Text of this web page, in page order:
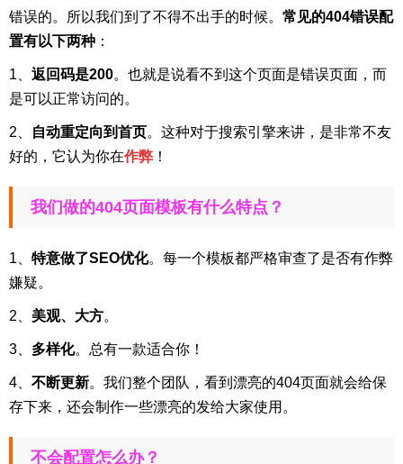
错误的。所以我们到了不得不出手的时候。 常见的404错误配
置有以下两种 ：
1、 返回码是200。也就是说看不到这个页面是错误页面，而
是可以正常访问的。
2、 自动重定向到首页。这种对于搜索引擎来讲，是非常不友
好的，它认为你在作弊 ！
我们做的404页面模板有什么特点？
1、 特意做了SEO优化。每一个模板都严格审查了是否有作弊
嫌疑。
2、 美观、大方。
3、 多样化。总有一款适合你！
4、 不断更新。我们整个团队，看到漂亮的404页面就会给保
存下来，还会制作一些漂亮的发给大家使用。
不会配置怎么办？